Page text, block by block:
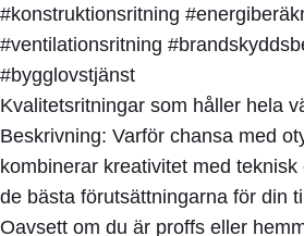
Kvalitetsritningar som håller hela
Beskrivning: Varför chansa med
kombinerar kreativitet med
de bästa förutsättningarna för din
Oavsett om du är proffs eller